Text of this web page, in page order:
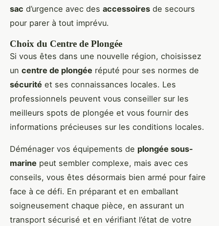
sac d’urgence avec des accessoires de secours
pour parer à tout imprévu.
Choix du Centre de Plongée
Si vous êtes dans une nouvelle région, choisissez
un centre de plongée réputé pour ses normes de
sécurité et ses connaissances locales. Les
professionnels peuvent vous conseiller sur les
meilleurs spots de plongée et vous fournir des
informations précieuses sur les conditions locales.
Déménager vos équipements de plongée sous-
marine peut sembler complexe, mais avec ces
conseils, vous êtes désormais bien armé pour faire
face à ce défi. En préparant et en emballant
soigneusement chaque pièce, en assurant un
transport sécurisé et en vérifiant l’état de votre